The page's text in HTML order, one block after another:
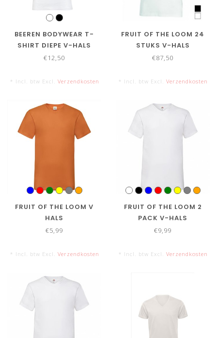
BEEREN BODYWEAR T-
SHIRT DIEPE V-HALS
€12,50
* Incl. btw Excl. Verzendkosten
FRUIT OF THE LOOM 24
STUKS V-HALS
€87,50
* Incl. btw Excl. Verzendkosten
FRUIT OF THE LOOM V
HALS
€5,99
* Incl. btw Excl. Verzendkosten
FRUIT OF THE LOOM 2
PACK V-HALS
€9,99
* Incl. btw Excl. Verzendkosten